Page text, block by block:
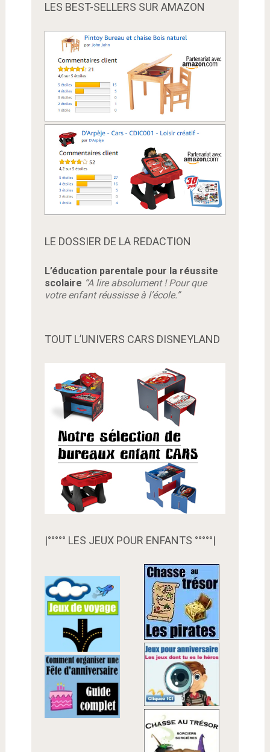
LES BEST-SELLERS SUR AMAZON
LE DOSSIER DE LA REDACTION
L’éducation parentale pour la réussite
scolaire “A lire absolument ! Pour que
votre enfant réussisse à l’école.”
TOUT L’UNIVERS CARS DISNEYLAND
|°°°°° LES JEUX POUR ENFANTS °°°°°|